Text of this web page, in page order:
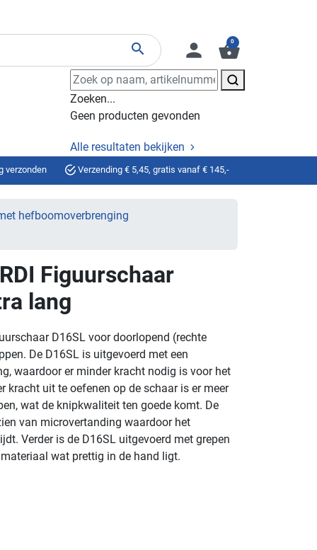
search person shopping_basket
0
Zoeken...
Geen producten gevonden
Alle resultaten bekijken
verzonden Verzending € 5,45, gratis vanaf € 145,-
hefboomoverbrenging
Figuurschaar
lang
D16SL voor doorlopend (rechte
De D16SL is uitgevoerd met een
waardoor er minder kracht nodig is voor het
kracht uit te oefenen op de schaar is er meer
wat de knipkwaliteit ten goede komt. De
van microvertanding waardoor het
Verder is de D16SL uitgevoerd met grepen
wat prettig in de hand ligt.